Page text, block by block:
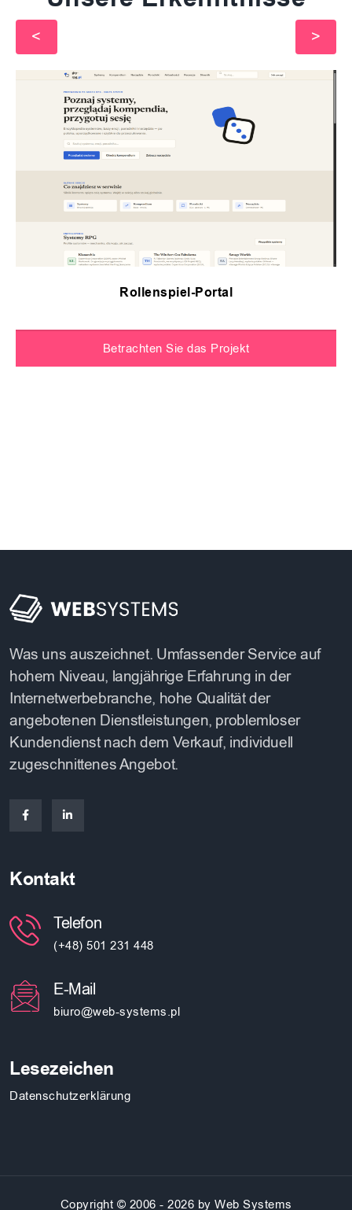
Rollenspiel-Portal
Betrachten Sie das Projekt
Was uns auszeichnet. Umfassender Service auf
hohem Niveau, langjährige Erfahrung in der
Internetwerbebranche, hohe Qualität der
angebotenen Dienstleistungen, problemloser
Kundendienst nach dem Verkauf, individuell
zugeschnittenes Angebot.
Kontakt
Telefon
(+48) 501 231 448
E-Mail
biuro@web-systems.pl
Lesezeichen
Datenschutzerklärung
Copyright © 2006 - 2026 by Web Systems